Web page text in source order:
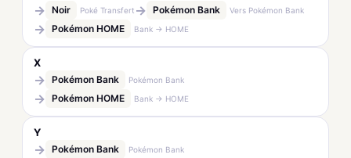
→ Noir Poké Transfert → Pokémon Bank Vers Pokémon Bank
→ Pokémon HOME Bank → HOME
X
→ Pokémon Bank Pokémon Bank
→ Pokémon HOME Bank → HOME
Y
→ Pokémon Bank Pokémon Bank